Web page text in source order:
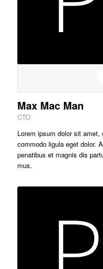
Max Mac Man
CTO
Lorem ipsum dolor sit
commodo ligula eget dolor.
penatibus et magnis dis
mus.